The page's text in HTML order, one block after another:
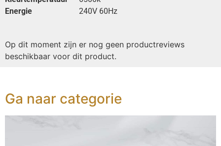
Energie
240V 60Hz
Op dit moment zijn er nog geen productreviews
beschikbaar voor dit product.
Ga naar categorie